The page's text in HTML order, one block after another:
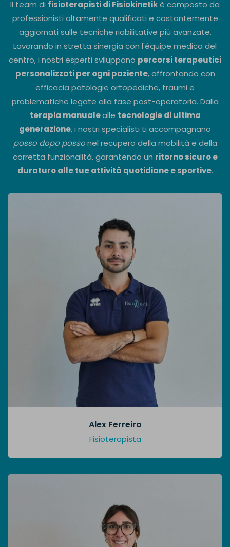
Il team di fisioterapisti di Fisiokinetikè composto da
professionisti altamente qualificati e costantemente
aggiornati sulle tecniche riabilitative più avanzate.
Lavorando in stretta sinergia con l'équipe medica del
centro, i nostri esperti sviluppano percorsi terapeutici
personalizzati per ogni paziente, affrontando con
efficacia patologie ortopediche, traumi e
problematiche legate alla fase post-operatoria. Dalla
terapia manualealle tecnologie di ultima
generazione, i nostri specialisti ti accompagnano
passo dopo passonel recupero della mobilità e della
corretta funzionalità, garantendo un ritorno sicuro e
duraturo alle tue attività quotidiane e sportive.
Alex Ferreiro
Fisioterapista